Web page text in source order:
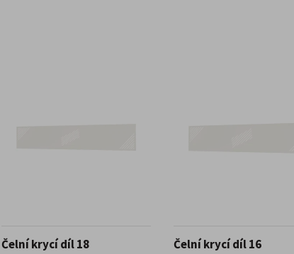
Čelní krycí díl 18 Čelní krycí díl 16